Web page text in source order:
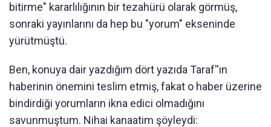
bitirme" kararlılığının bir tezahürü olarak görmüş,
sonraki yayınlarını da hep bu "yorum" ekseninde
yürütmüştü.
Ben, konuya dair yazdığım dört yazıda Taraf''ın
haberinin önemini teslim etmiş, fakat o haber üzerine
bindirdiği yorumların ikna edici olmadığını
savunmuştum. Nihai kanaatim şöyleydi: